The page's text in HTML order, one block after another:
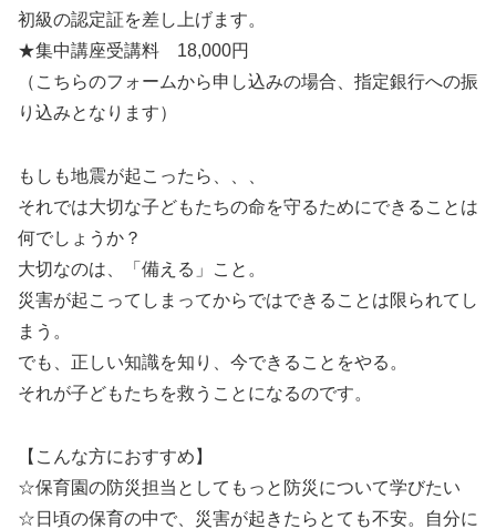
初級の認定証を差し上げます。
★集中講座受講料 18,000円
（こちらのフォームから申し込みの場合、指定銀行への振
り込みとなります）
もしも地震が起こったら、、、
それでは大切な子どもたちの命を守るためにできることは
何でしょうか？
大切なのは、「備える」こと。
災害が起こってしまってからではできることは限られてし
まう。
でも、正しい知識を知り、今できることをやる。
それが子どもたちを救うことになるのです。
【こんな方におすすめ】
☆保育園の防災担当としてもっと防災について学びたい
☆日頃の保育の中で、災害が起きたらとても不安。自分に